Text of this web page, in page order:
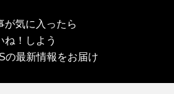
が気に入ったら
ね！しよう
の最新情報をお届け